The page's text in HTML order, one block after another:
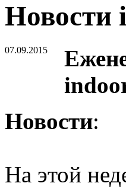
Новости
07.09.2015
Новости:
На этой